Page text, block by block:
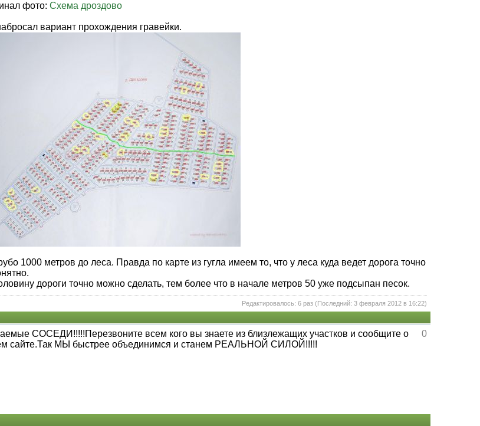
фото: Схема дроздово
вариант прохождения гравейки.
1000 метров до леса. Правда по карте из гугла имеем то, что у леса куда ведет дорога точно
дороги точно можно сделать, тем более что в начале метров 50 уже подсыпан песок.
Редактировалось: 6 раз (Последний: 3 февраля 2012 в 16:22)
0
СОСЕДИ!!!!!Перезвоните всем кого вы знаете из близлежащих участков и сообщите о
сайте.Так МЫ быстрее объединимся и станем РЕАЛЬНОЙ СИЛОЙ!!!!!